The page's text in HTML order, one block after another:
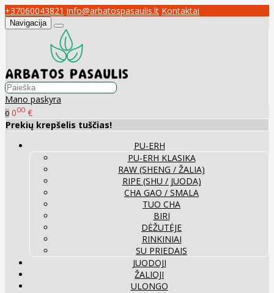
+37060043821 info@arbatospasaulis.lt Kontaktai
Navigacija
Mano paskyra
0 000 €
Prekių krepšelis tuščias!
PU-ERH
PU-ERH KLASIKA
RAW (SHENG / ŽALIA)
RIPE (SHU / JUODA)
CHA GAO / SMALA
TUO CHA
BIRI
DĖŽUTĖJE
RINKINIAI
SU PRIEDAIS
JUODOJI
ŽALIOJI
ULONGO